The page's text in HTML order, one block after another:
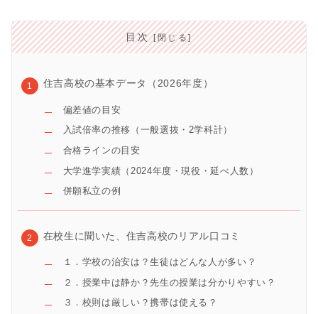
目次
住吉高校の基本データ（2026年度）
偏差値の目安
入試倍率の推移（一般選抜・2学科計）
合格ラインの目安
大学進学実績（2024年度・現役・延べ人数）
併願私立の例
在校生に聞いた、住吉高校のリアル口コミ
１．学校の治安は？生徒はどんな人が多い？
２．授業中は静か？先生の授業は分かりやすい？
３．校則は厳しい？携帯は使える？